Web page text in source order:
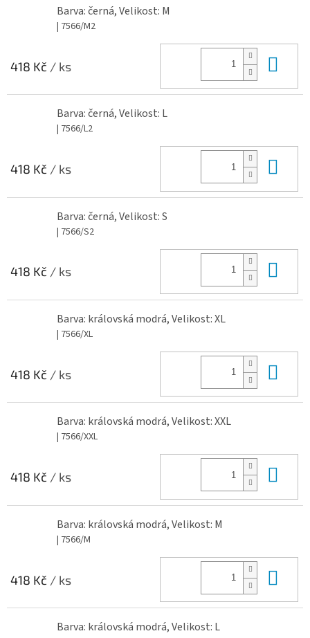
Barva: černá, Velikost: M
| 7566/M2
418 Kč / ks
Barva: černá, Velikost: L
| 7566/L2
418 Kč / ks
Barva: černá, Velikost: S
| 7566/S2
418 Kč / ks
Barva: královská modrá, Velikost: XL
| 7566/XL
418 Kč / ks
Barva: královská modrá, Velikost: XXL
| 7566/XXL
418 Kč / ks
Barva: královská modrá, Velikost: M
| 7566/M
418 Kč / ks
Barva: královská modrá, Velikost: L